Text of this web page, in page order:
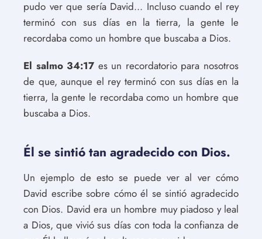
pudo ver que sería David... Incluso cuando el rey
terminó con sus días en la tierra, la gente le
recordaba como un hombre que buscaba a Dios.
El salmo 34:17 es un recordatorio para nosotros
de que, aunque el rey terminó con sus días en la
tierra, la gente le recordaba como un hombre que
buscaba a Dios.
Él se sintió tan agradecido con Dios.
Un ejemplo de esto se puede ver al ver cómo
David escribe sobre cómo él se sintió agradecido
con Dios. David era un hombre muy piadoso y leal
a Dios, que vivió sus días con toda la confianza de